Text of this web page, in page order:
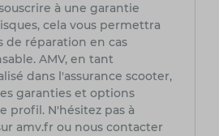
à une garantie
cela vous permettra
de réparation en cas
AMV, en tant
dans l'assurance scooter,
garanties et options
profil. N'hésitez pas à
amv.fr ou nous contacter